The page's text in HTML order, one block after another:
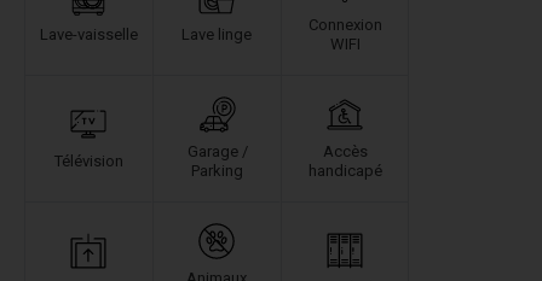
Lave-vaisselle Lave linge
Connexion
WIFI
Télévision
Garage /
Parking
Accès
handicapé